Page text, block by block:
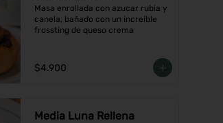
Masa enrollada con azucar rubia y
canela, bañado con un increíble
frossting de queso crema
$4.900
Media Luna Rellena